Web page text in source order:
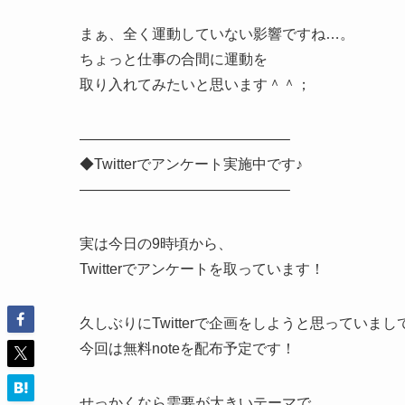
まぁ、全く運動していない影響ですね…。
ちょっと仕事の合間に運動を
取り入れてみたいと思います＾＾；
——————————————–
◆Twitterでアンケート実施中です♪
——————————————–
実は今日の9時頃から、
Twitterでアンケートを取っています！
久しぶりにTwitterで企画をしようと思っていまし
今回は無料noteを配布予定です！